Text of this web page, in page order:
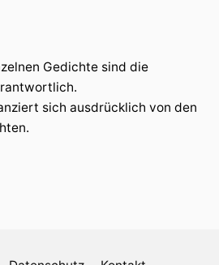
Gedichte sind die
sich ausdrücklich von den